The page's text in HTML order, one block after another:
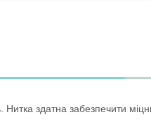
Нитка здатна забезпечити